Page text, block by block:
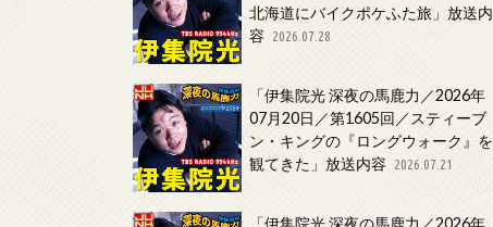
北海道にバイクポケふた旅」放送内
容
2026.07.28
「伊集院光 深夜の馬鹿力／2026年
07月20日／第1605回／スティーブ
ン・キングの『ロングウォーク』を
観てきた」放送内容
2026.07.21
「伊集院光 深夜の馬鹿力／2026年